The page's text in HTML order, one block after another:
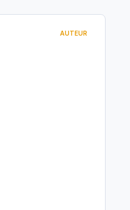
AUTEUR